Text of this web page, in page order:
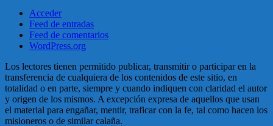
Acceder
Feed de entradas
Feed de comentarios
WordPress.org
Los lectores tienen permitido publicar, transmitir o participar en la
transferencia de cualquiera de los contenidos de este sitio, en
totalidad o en parte, siempre y cuando indiquen con claridad el autor
y origen de los mismos. A excepción expresa de aquellos que usan
el material para engañar, mentir, traficar con la fe, tal como hacen los
misioneros o de similar calaña.